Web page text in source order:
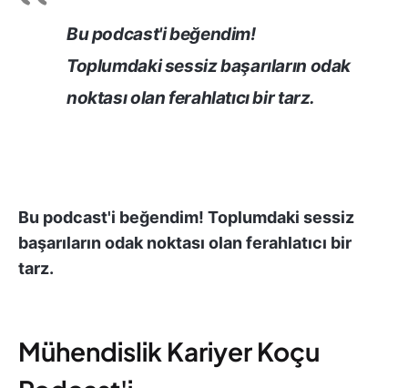
Bu podcast'i beğendim!
Toplumdaki sessiz başarıların odak
noktası olan ferahlatıcı bir tarz.
Bu podcast'i beğendim! Toplumdaki sessiz
başarıların odak noktası olan ferahlatıcı bir
tarz.
Mühendislik Kariyer Koçu